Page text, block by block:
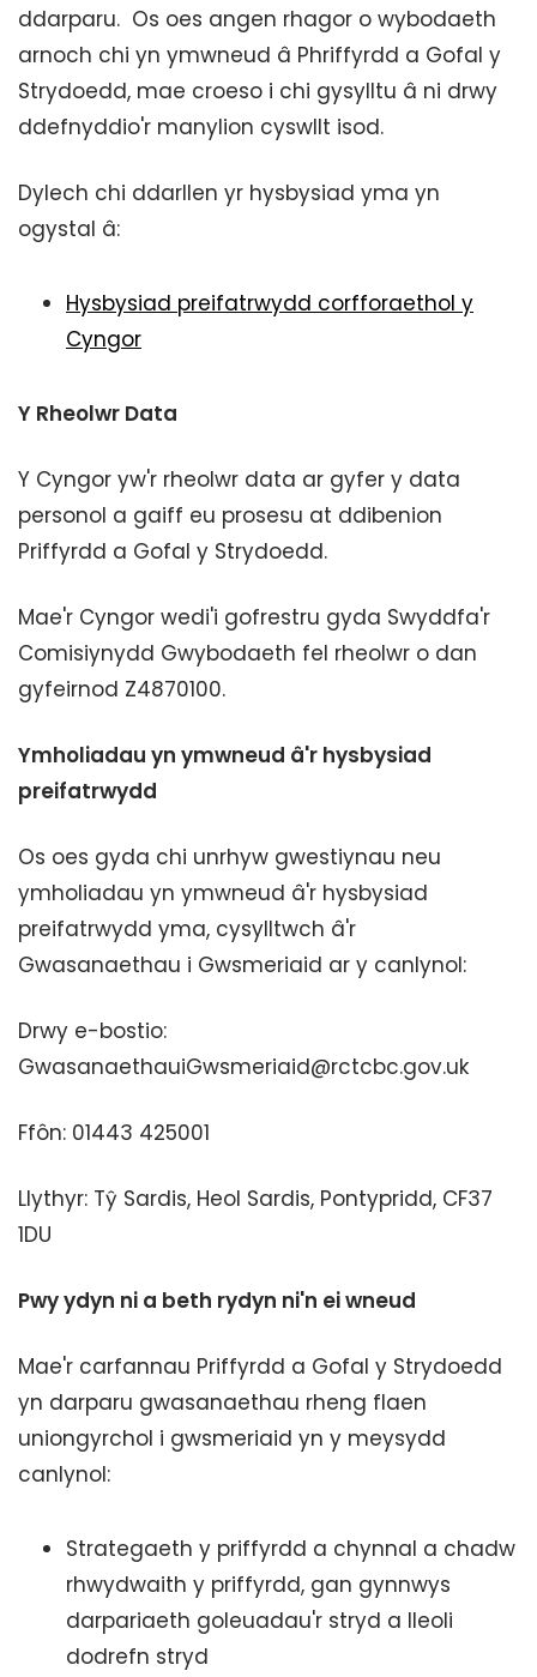
ddarparu. Os oes angen rhagor o wybodaeth
arnoch chi yn ymwneud â Phriffyrdd a Gofal y
Strydoedd, mae croeso i chi gysylltu â ni drwy
ddefnyddio'r manylion cyswllt isod.
Dylech chi ddarllen yr hysbysiad yma yn
ogystal â:
Hysbysiad preifatrwydd corfforaethol y
Cyngor
Y Rheolwr Data
Y Cyngor yw'r rheolwr data ar gyfer y data
personol a gaiff eu prosesu at ddibenion
Priffyrdd a Gofal y Strydoedd.
Mae'r Cyngor wedi'i gofrestru gyda Swyddfa'r
Comisiynydd Gwybodaeth fel rheolwr o dan
gyfeirnod Z4870100.
Ymholiadau yn ymwneud â'r hysbysiad
preifatrwydd
Os oes gyda chi unrhyw gwestiynau neu
ymholiadau yn ymwneud â'r hysbysiad
preifatrwydd yma, cysylltwch â'r
Gwasanaethau i Gwsmeriaid ar y canlynol:
Drwy e-bostio:
GwasanaethauiGwsmeriaid@rctcbc.gov.uk
Ffôn: 01443 425001
Llythyr: Tŷ Sardis, Heol Sardis, Pontypridd, CF37
1DU
Pwy ydyn ni a beth rydyn ni'n ei wneud
Mae'r carfannau Priffyrdd a Gofal y Strydoedd
yn darparu gwasanaethau rheng flaen
uniongyrchol i gwsmeriaid yn y meysydd
canlynol:
Strategaeth y priffyrdd a chynnal a chadw
rhwydwaith y priffyrdd, gan gynnwys
darpariaeth goleuadau'r stryd a lleoli
dodrefn stryd